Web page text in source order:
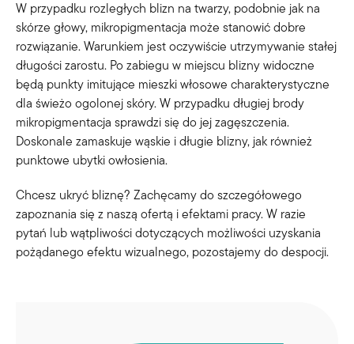
W przypadku rozległych blizn na twarzy, podobnie jak na
skórze głowy, mikropigmentacja może stanowić dobre
rozwiązanie. Warunkiem jest oczywiście utrzymywanie stałej
długości zarostu. Po zabiegu w miejscu blizny widoczne
będą punkty imitujące mieszki włosowe charakterystyczne
dla świeżo ogolonej skóry. W przypadku długiej brody
mikropigmentacja sprawdzi się do jej zagęszczenia.
Doskonale zamaskuje wąskie i długie blizny, jak również
punktowe ubytki owłosienia.
Chcesz ukryć bliznę? Zachęcamy do szczegółowego
zapoznania się z naszą ofertą i efektami pracy. W razie
pytań lub wątpliwości dotyczących możliwości uzyskania
pożądanego efektu wizualnego, pozostajemy do despocji.